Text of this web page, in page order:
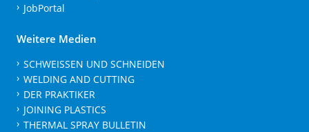
JobPortal
Weitere Medien
SCHWEISSEN UND SCHNEIDEN
WELDING AND CUTTING
DER PRAKTIKER
JOINING PLASTICS
THERMAL SPRAY BULLETIN